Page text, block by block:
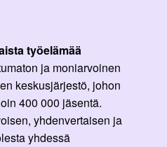
työelämää
ja moniarvoinen
keskusjärjestö, johon
400 000 jäsentä.
yhdenvertaisen ja
yhdessä